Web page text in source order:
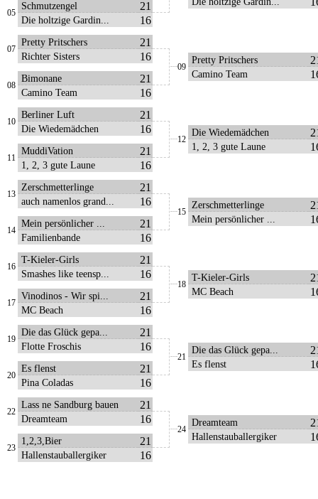
05
Schmutzengel 21
Die holtzige Gardin... 16
07
Pretty Pritschers 21
Richter Sisters 16
08
Bimonane 21
Camino Team 16
10
Berliner Luft 21
Die Wiedemädchen 16
11
MuddiVation 21
1, 2, 3 gute Laune 16
13
Zerschmetterlinge 21
auch namenlos grand... 16
14
Mein persönlicher ... 21
Familienbande 16
16
T-Kieler-Girls 21
Smashes like teensp... 16
17
Vinodinos - Wir spi... 21
MC Beach 16
19
Die das Glück gepa... 21
Flotte Froschis 16
20
Es flenst 21
Pina Coladas 16
22
Lass ne Sandburg bauen 21
Dreamteam 16
23
1,2,3,Bier 21
Hallenstauballergiker 16
09
Pretty Pritschers
Camino Team
12
Die Wiedemädchen
1, 2, 3 gute Laune
15
Zerschmetterlinge
Mein persönlicher ...
18
T-Kieler-Girls
MC Beach
21
Die das Glück gepa...
Es flenst
24
Dreamteam
Hallenstauballergiker